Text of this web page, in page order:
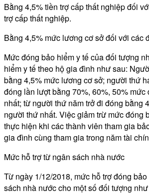
Bằng 4,5% tiền trợ cấp thất nghiệp đối
trợ cấp thất nghiệp.
Bằng 4,5% mức lương cơ sở đối với các
Mức đóng bảo hiểm y tế của đối tượng
hiểm y tế theo hộ gia đình như sau:
bằng 4,5% mức lương cơ sở; người thứ
đóng lần lượt bằng 70%, 60%, 50%
nhất; từ người thứ năm trở đi đóng bằng
người thứ nhất. Việc giảm trừ mức đóng
thực hiện khi các thành viên tham gia
gia đình cùng tham gia trong năm tài
Mức hỗ trợ từ ngân sách nhà nước
Từ ngày 1/12/2018, mức hỗ trợ đóng
sách nhà nước cho một số đối tượng